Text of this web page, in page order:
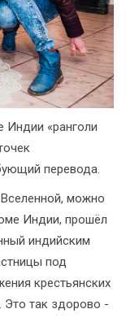
Индии «ранголи
перевода.
можно
Индии, прошёл
индийским
под
крестьянских
Это так здорово -